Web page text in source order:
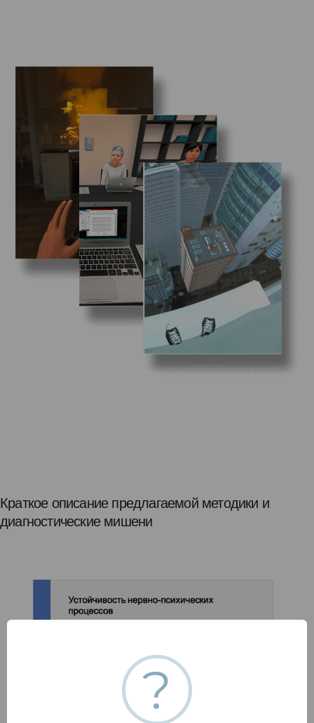
Краткое описание предлагаемой методики и
диагностические мишени
?